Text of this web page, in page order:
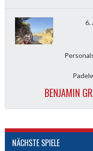
6.
BENJAMIN
NÄCHSTE SPIELE